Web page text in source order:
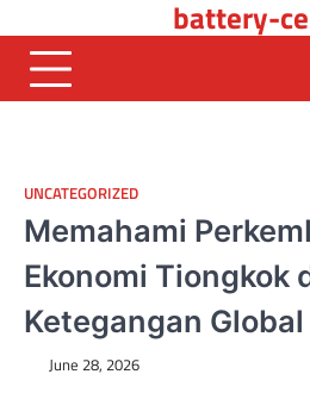
to
content
battery-
UNCATEGORIZED
Memahami
Ekonomi Tiongkok
Ketegangan Global
June 28, 2026